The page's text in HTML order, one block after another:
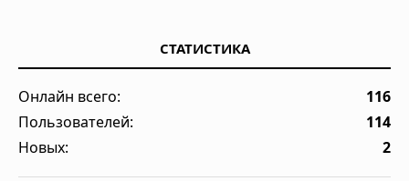
СТАТИСТИКА
Онлайн всего:
116
Пользователей:
114
Новых:
2